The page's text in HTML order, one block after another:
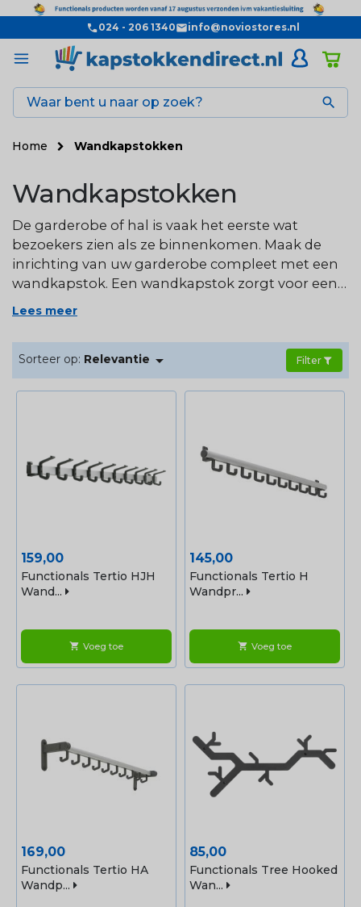
024 - 206 1340 info@noviostores.nl

Home Wandkapstokken
Wandkapstokken
De garderobe of hal is vaak het eerste wat
bezoekers zien als ze binnenkomen. Maak de
inrichting van uw garderobe compleet met een
wandkapstok. Een wandkapstok zorgt voor een
mooie binnenkomer en geeft iedere ruimte een
uw jassen, tassen of sjaals netjes ophangen.
Ontdek onze uitgebreide collectie.
Lees meer
Sorteer op: Relevantie  Filter
Prijs
159,00
Functionals Tertio HJH
Wand...
shopping_cart Voeg toe
Prijs
145,00
Functionals Tertio H
Wandpr...
shopping_cart Voeg toe
Prijs
169,00
Functionals Tertio HA
Wandp...
Prijs
85,00
Functionals Tree Hooked
Wan...